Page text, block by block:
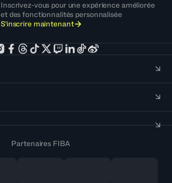
Inscrivez-vous pour une expérience améliorée
et des fonctionnalités personnalisée
S'inscrire maintenant
Partenaires FIBA